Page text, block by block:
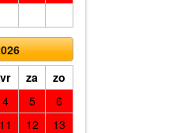
vr za
zo
4 5
6
11 12
13